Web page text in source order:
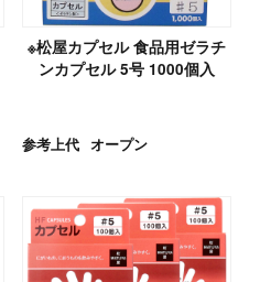
※松屋カプセル 食品用ゼラチ
ンカプセル 5号 1000個入
参考上代 オープン